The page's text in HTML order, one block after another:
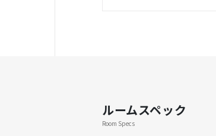
ルームスペック
Room Specs